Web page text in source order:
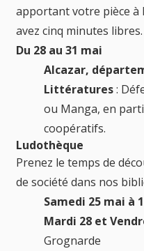
apportant votre pièce à
avez cinq minutes libres.
Du 28 au 31 mai
Alcazar,
Littératures:
ou Manga, en
coopératifs.
Ludothèque
Prenez le temps de
de société dans nos
Samedi 25 mai à
Mardi 28 et
Grognarde